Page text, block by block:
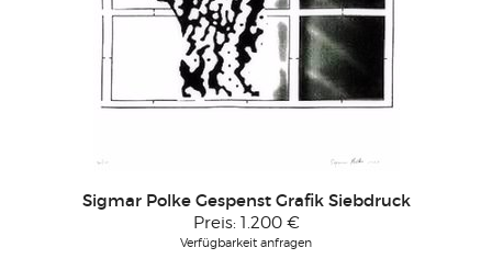
Sigmar Polke Gespenst Grafik Siebdruck
Preis: 1.200 €
Verfügbarkeit anfragen